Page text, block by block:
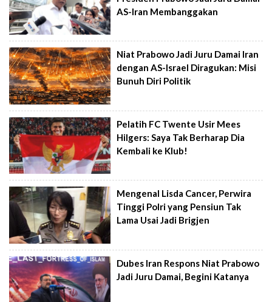
AS-Iran Membanggakan
Niat Prabowo Jadi Juru Damai Iran
dengan AS-Israel Diragukan: Misi
Bunuh Diri Politik
Pelatih FC Twente Usir Mees
Hilgers: Saya Tak Berharap Dia
Kembali ke Klub!
Mengenal Lisda Cancer, Perwira
Tinggi Polri yang Pensiun Tak
Lama Usai Jadi Brigjen
Dubes Iran Respons Niat Prabowo
Jadi Juru Damai, Begini Katanya